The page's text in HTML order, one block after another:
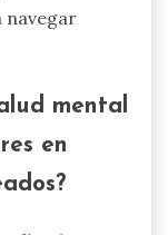
navegar
mental
en